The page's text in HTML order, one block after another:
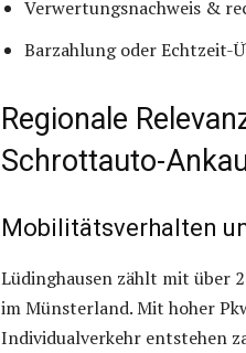
Verwertungsnachweis &
Barzahlung oder Echtzeit-
Regionale
Schrottauto-
Mobilitätsverhalten
Lüdinghausen zählt mit über
im Münsterland. Mit hoher
Individualverkehr entstehen